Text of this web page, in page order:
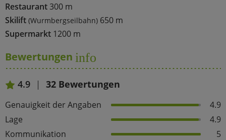
Restaurant 300 m
Skilift (Wurmbergseilbahn) 650 m
Supermarkt 1200 m
Bewertungen info
4.9 32 Bewertungen
Genauigkeit der Angaben
4.9
Lage
4.9
Kommunikation
5